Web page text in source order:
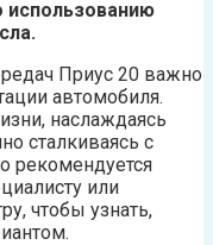
использованию
Приус 20 важно
автомобиля.
наслаждаясь
сталкиваясь с
рекомендуется
или
чтобы узнать,